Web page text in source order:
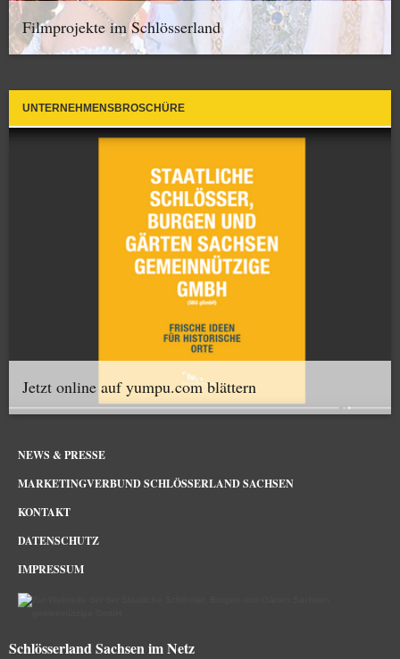
Filmprojekte im Schlösserland
UNTERNEHMENSBROSCHÜRE
Jetzt online auf yumpu.com blättern
NEWS & PRESSE
MARKETINGVERBUND SCHLÖSSERLAND SACHSEN
KONTAKT
DATENSCHUTZ
IMPRESSUM
Schlösserland Sachsen im Netz